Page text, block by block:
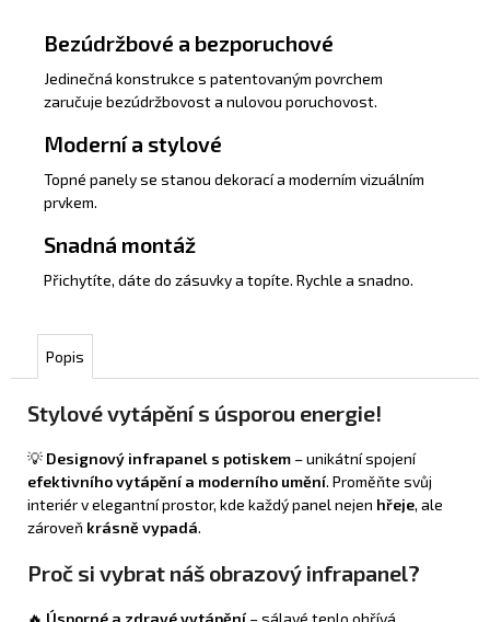
Bezúdržbové a bezporuchové
Jedinečná konstrukce s patentovaným povrchem
zaručuje bezúdržbovost a nulovou poruchovost.
Moderní a stylové
Topné panely se stanou dekorací a moderním vizuálním
prvkem.
Snadná montáž
Přichytíte, dáte do zásuvky a topíte. Rychle a snadno.
Popis
Stylové vytápění s úsporou energie!
💡 Designový infrapanel s potiskem – unikátní spojení
efektivního vytápění a moderního umění. Proměňte svůj
interiér v elegantní prostor, kde každý panel nejen hřeje, ale
zároveň krásně vypadá.
Proč si vybrat náš obrazový infrapanel?
🔥 Úsporné a zdravé vytápění – sálavé teplo ohřívá